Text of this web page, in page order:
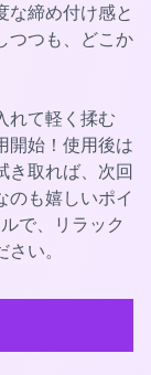
な締め付け感と
つつも、どこか
れて軽く揉む
開始！使用後は
き取れば、次回
のも嬉しいポイ
で、リラック
い。